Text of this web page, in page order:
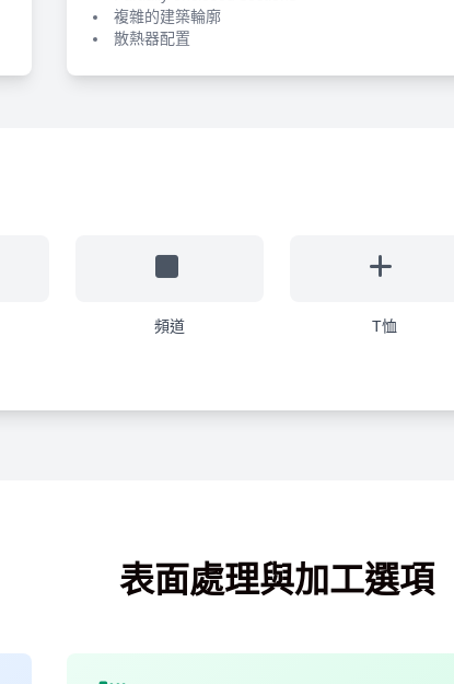
複雜的建築輪廓
散熱器配置
頻道 T恤
表面處理與加工選項